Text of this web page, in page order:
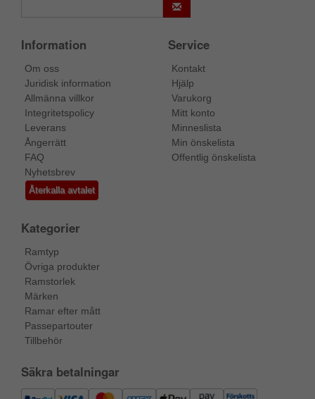
Information
Om oss
Juridisk information
Allmänna villkor
Integritetspolicy
Leverans
Ångerrätt
FAQ
Nyhetsbrev
Återkalla avtalet
Service
Kontakt
Hjälp
Varukorg
Mitt konto
Minneslista
Min önskelista
Offentlig önskelista
Kategorier
Ramtyp
Övriga produkter
Ramstorlek
Märken
Ramar efter mått
Passepartouter
Tillbehör
Säkra betalningar